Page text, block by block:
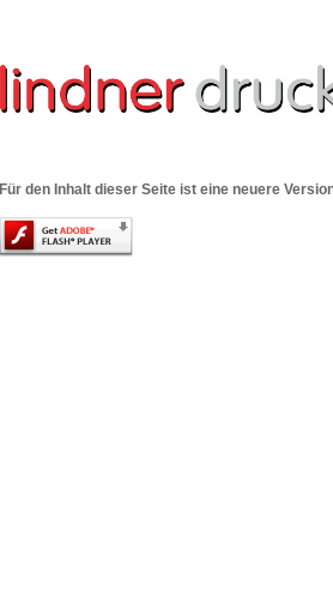
Für den Inhalt dieser Seite ist eine neuere